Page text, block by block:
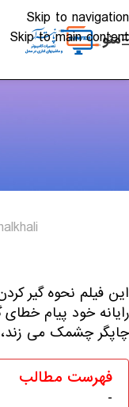
Skip to navigation
Skip to main content
منو
رایانه خود پیام
چاپگر چشمک می
فهرست مطالب